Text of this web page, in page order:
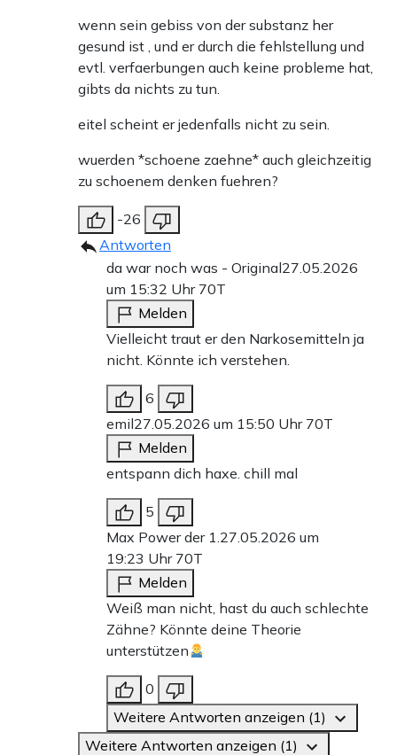
wenn sein gebiss von der substanz her
gesund ist , und er durch die fehlstellung und
evtl. verfaerbungen auch keine probleme hat,
gibts da nichts zu tun.
eitel scheint er jedenfalls nicht zu sein.
wuerden *schoene zaehne* auch gleichzeitig
zu schoenem denken fuehren?
-26
Antworten
da war noch was - Original27.05.2026
um 15:32 Uhr 70T
Melden
Vielleicht traut er den Narkosemitteln ja
nicht. Könnte ich verstehen.
6
emil27.05.2026 um 15:50 Uhr 70T
Melden
entspann dich haxe. chill mal
5
Max Power der 1.27.05.2026 um
19:23 Uhr 70T
Melden
Weiß man nicht, hast du auch schlechte
Zähne? Könnte deine Theorie
unterstützen
0
Weitere Antworten anzeigen (1)
Weitere Antworten anzeigen (1)